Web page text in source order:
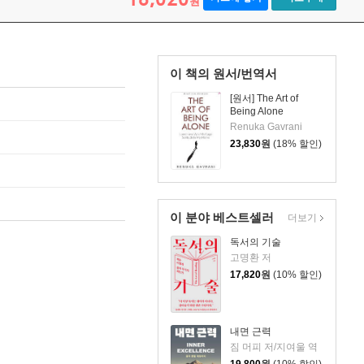
이 책의 원서/번역서
[원서] The Art of
Being Alone
Renuka Gavrani
23,830원 (18% 할인)
이 분야 베스트셀러
독서의 기술
고명환 저
17,820원 (10% 할인)
내면 근력
짐 머피 저/지여울 역
더보기